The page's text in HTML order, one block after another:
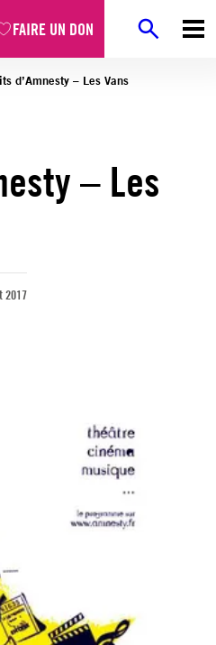
FAIRE UN DON
d’Amnesty – Les Vans
– Les
2017